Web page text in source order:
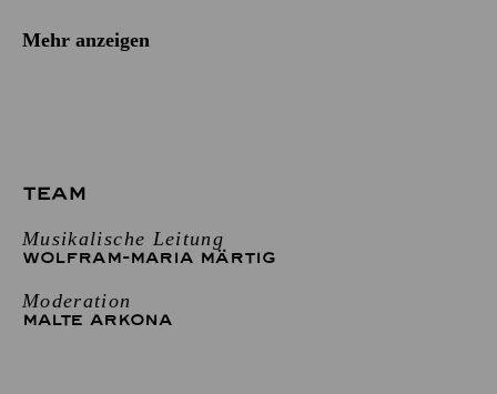
Mehr anzeigen
TEAM
Musikalische Leitung
WOLFRAM-MARIA MÄRTIG
Moderation
MALTE ARKONA